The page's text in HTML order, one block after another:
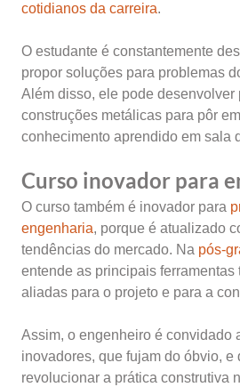
cotidianos da carreira.
O estudante é constantemente
propor soluções para problemas
Além disso, ele pode desenvolver
construções metálicas para pôr
conhecimento aprendido em sala
Curso inovador para
O curso também é inovador para
engenharia, porque é atualizado
tendências do mercado. Na pós-
entende as principais
aliadas para o projeto e para a
Assim, o engenheiro é convidado
inovadores, que fujam do óbvio, e
revolucionar a prática construtiva